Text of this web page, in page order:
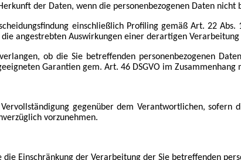
der Daten, wenn die personenbezogenen Daten nicht
einschließlich Profiling gemäß Art. 22 Abs.
angestrebten Auswirkungen einer derartigen
ob die Sie betreffenden personenbezogenen
Garantien gem. Art. 46 DSGVO im
gegenüber dem Verantwortlichen,
vorzunehmen.
die Einschränkung der Verarbeitung der Sie betreffenden